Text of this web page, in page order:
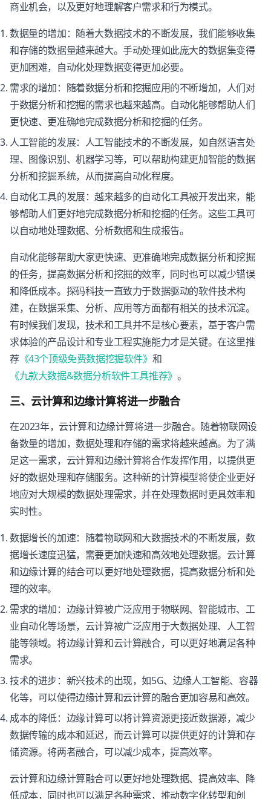
商业机会，以及更好地理解客户需求和行为模式。
数据量的增加：随着大数据技术的不断发展，我们能够收集
和存储的数据量越来越大。手动处理如此庞大的数据集变得
更加困难，自动化处理数据变得更加必要。
需求的增加：随着数据分析和挖掘应用的不断增加，人们对
于数据分析和挖掘的需求也越来越高。自动化能够帮助人们
更快速、更准确地完成数据分析和挖掘的任务。
人工智能的发展：人工智能技术的不断发展，如自然语言处
理、图像识别、机器学习等，可以帮助构建更加智能的数据
分析和挖掘系统，从而提高自动化程度。
自动化工具的发展：越来越多的自动化工具被开发出来，能
够帮助人们更好地完成数据分析和挖掘的任务。这些工具可
以自动地处理数据、分析数据和生成报告。
自动化能够帮助大家更快速、更准确地完成数据分析和挖掘
的任务，提高数据分析和挖掘的效率，同时也可以减少错误
和降低成本。探码科技一直致力于数据驱动的软件技术构
建，在数据采集、分析、应用等方面都有相关的技术沉淀。
有时候我们发现，技术和工具并不是核心要素，基于客户需
求体验的产品设计和专业工程实施能力才是关键。在这里推
荐《43个顶级免费数据挖掘软件》 和
《九款大数据&数据分析软件工具推荐》 。
三、云计算和边缘计算将进一步融合
在2023年，云计算和边缘计算将进一步融合。随着物联网设
备数量的增加，数据处理和存储的需求将越来越高。为了满
足这一需求，云计算和边缘计算将合作发挥作用，以提供更
好的数据处理和存储服务。这种新的计算模型将使企业更好
地应对大规模的数据处理需求，并在处理数据时更具效率和
实时性。
数据增长的加速：随着物联网和大数据技术的不断发展，数
据增长速度迅猛，需要更加快速和高效地处理数据。云计算
和边缘计算的结合可以更好地处理数据，提高数据分析和处
理的效率。
需求的增加：边缘计算被广泛应用于物联网、智能城市、工
业自动化等场景，云计算被广泛应用于大数据处理、人工智
能等领域。将边缘计算和云计算融合，可以更好地满足各种
需求。
技术的进步：新兴技术的出现，如5G、边缘人工智能、容器
化等，可以使得边缘计算和云计算的融合更加容易和高效。
成本的降低：边缘计算可以将计算资源更接近数据源，减少
数据传输的成本和延迟，而云计算可以提供更好的计算和存
储资源。将两者融合，可以减少成本，提高效率。
云计算和边缘计算融合可以更好地处理数据、提高效率、降
低成本，同时也可以满足各种需求，推动数字化转型和创